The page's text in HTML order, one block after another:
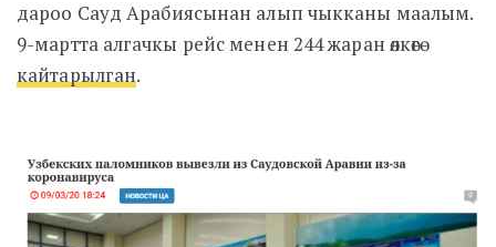
дароо Сауд Арабиясынан алып чыкканы маалым.
9-мартта алгачкы рейс менен 244 жаран өлкөгө
кайтарылган.